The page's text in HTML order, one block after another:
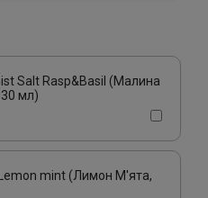
Смородина
Salt Rasp&Basil (Малина
30 мл)
mint (Лимон М'ята,